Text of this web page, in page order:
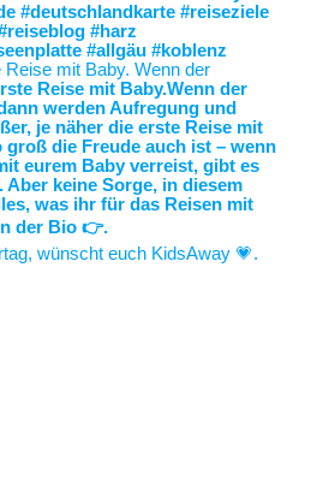
mit Baby. Wenn der
wünscht euch KidsAway 💗.